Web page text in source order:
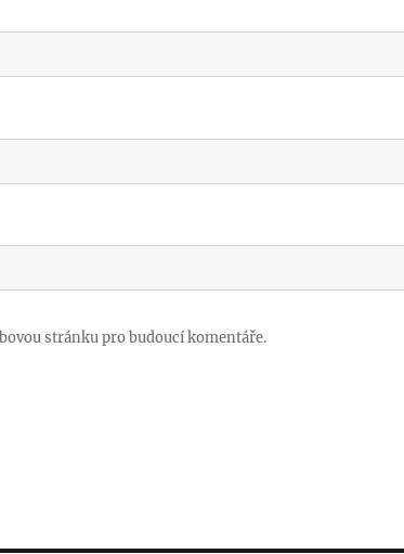
stránku pro budoucí komentáře.